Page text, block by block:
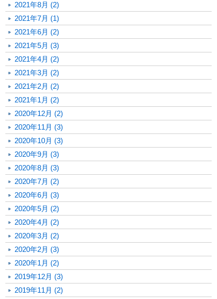
2021年8月 (2)
2021年7月 (1)
2021年6月 (2)
2021年5月 (3)
2021年4月 (2)
2021年3月 (2)
2021年2月 (2)
2021年1月 (2)
2020年12月 (2)
2020年11月 (3)
2020年10月 (3)
2020年9月 (3)
2020年8月 (3)
2020年7月 (2)
2020年6月 (3)
2020年5月 (2)
2020年4月 (2)
2020年3月 (2)
2020年2月 (3)
2020年1月 (2)
2019年12月 (3)
2019年11月 (2)